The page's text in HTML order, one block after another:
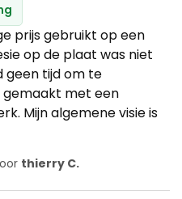
prijs gebruikt op een
op de plaat was niet
geen tijd om te
gemaakt met een
Mijn algemene visie is
thierry C.